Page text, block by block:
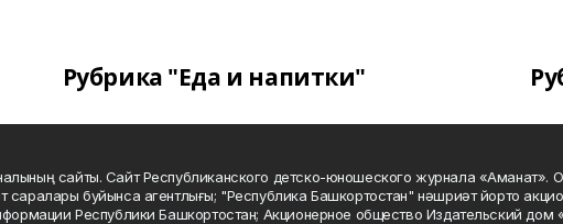
Рубрика "Еда и напитки"
сайты. Сайт Республиканского детско-юношеского журнала «Аманат».
буйынса агентлығы; "Республика Башкортостан" нәшриәт йорто
Республики Башкортостан; Акционерное общество Издательский дом